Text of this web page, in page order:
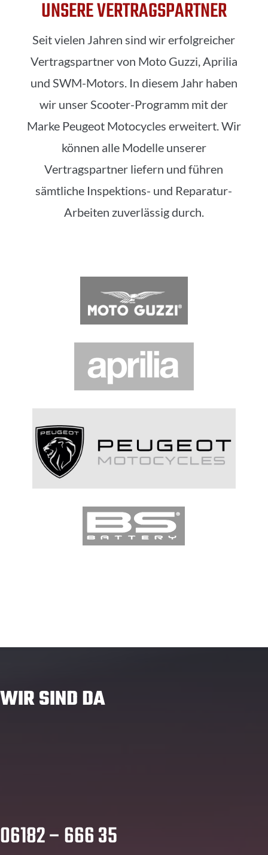
UNSERE VERTRAGSPARTNER
Seit vielen Jahren sind wir erfolgreicher
Vertragspartner von Moto Guzzi, Aprilia
und SWM-Motors. In diesem Jahr haben
wir unser Scooter-Programm mit der
Marke Peugeot Motocycles erweitert. Wir
können alle Modelle unserer
Vertragspartner liefern und führen
sämtliche Inspektions- und Reparatur-
Arbeiten zuverlässig durch.
WIR SIND DA
06182 – 666 35